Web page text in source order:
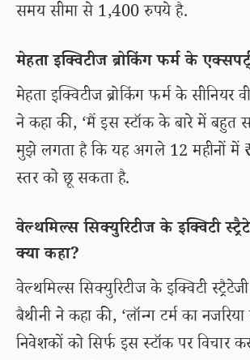
समय सीमा से 1,400 रुपये है.
मेहता इक्विटीज ब्रोकिंग फर्म के
मेहता इक्विटीज ब्रोकिंग फर्म के सीनियर
ने कहा की, ‘मैं इस स्टॉक के बारे में बहुत
मुझे लगता है कि यह अगले 12 महीनों
स्तर को छू सकता है.
वेल्थमिल्स सिक्युरिटीज के इक्विटी
क्या कहा?
वेल्थमिल्स सिक्युरिटीज के इक्विटी
बैथीनी ने कहा की, ‘लॉन्ग टर्म का
निवेशकों को सिर्फ इस स्टॉक पर विचार